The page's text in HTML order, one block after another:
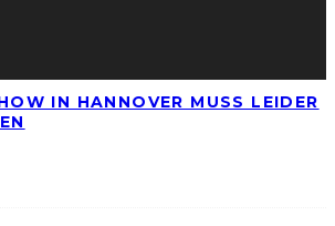
IN HANNOVER MUSS LEIDER